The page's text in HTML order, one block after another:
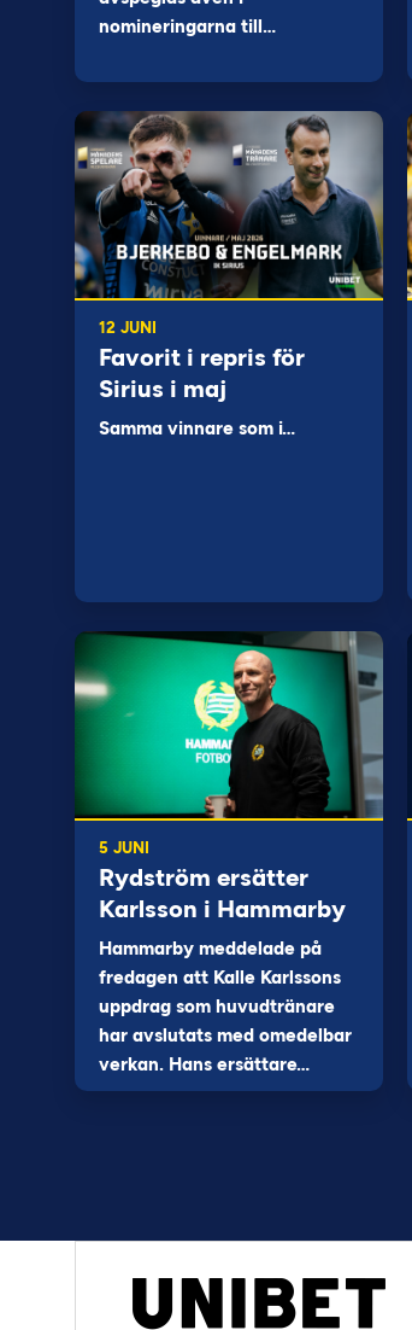
nomineringarna till…
12 JUNI
Favorit i repris för
Sirius i maj
Samma vinnare som i…
5 JUNI
Rydström ersätter
Karlsson i Hammarby
Hammarby meddelade på
fredagen att Kalle Karlssons
uppdrag som huvudtränare
har avslutats med omedelbar
verkan. Hans ersättare…